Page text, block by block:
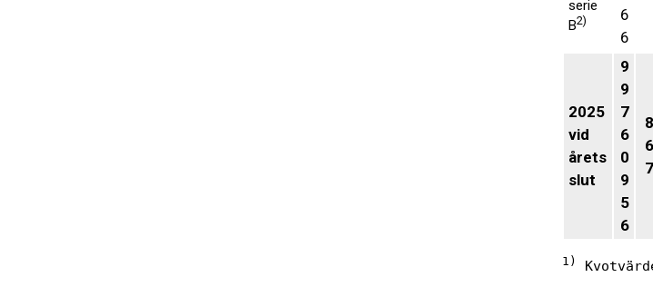
serie
B2)
6
6
2025
vid
årets
slut
9
9
7
6
0
9
5
6
8
6
7
1)